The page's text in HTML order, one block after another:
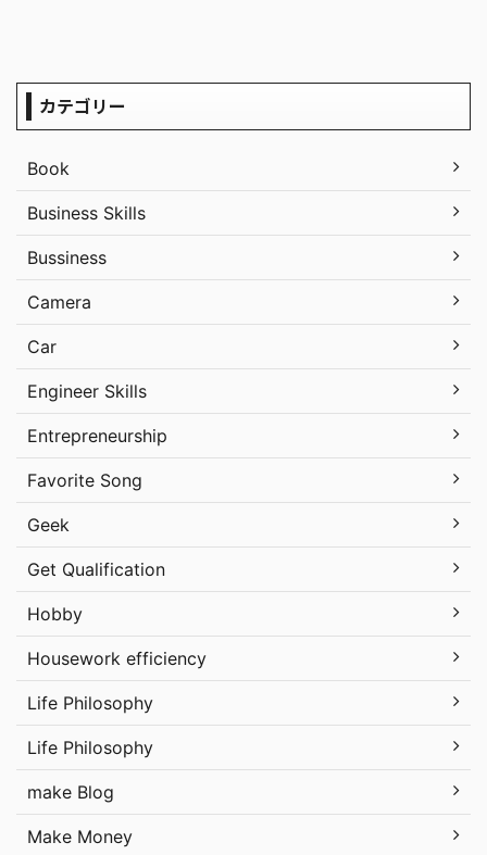
カテゴリー
Book
Business Skills
Bussiness
Camera
Car
Engineer Skills
Entrepreneurship
Favorite Song
Geek
Get Qualification
Hobby
Housework efficiency
Life Philosophy
Life Philosophy
make Blog
Make Money